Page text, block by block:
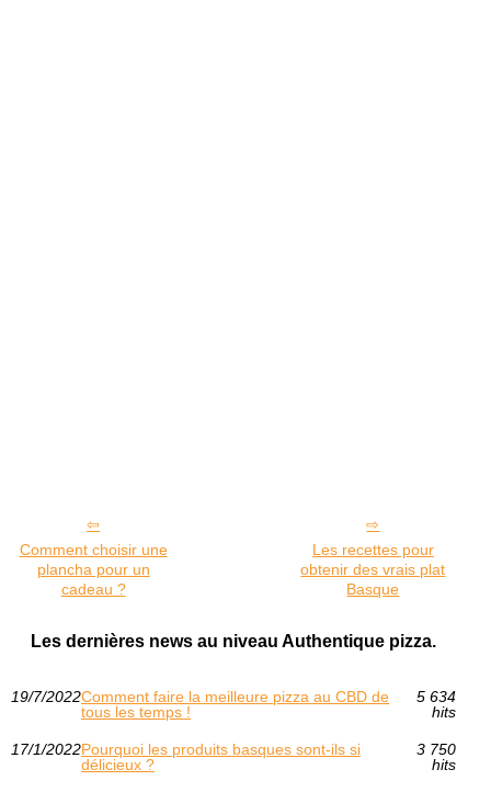
Comment choisir une
plancha pour un
cadeau ?
Les recettes pour
obtenir des vrais plat
Basque
Les dernières news au niveau Authentique pizza.
19/7/2022Comment faire la meilleure pizza au CBD de
tous les temps !
5 634
hits
17/1/2022Pourquoi les produits basques sont-ils si
délicieux ?
3 750
hits